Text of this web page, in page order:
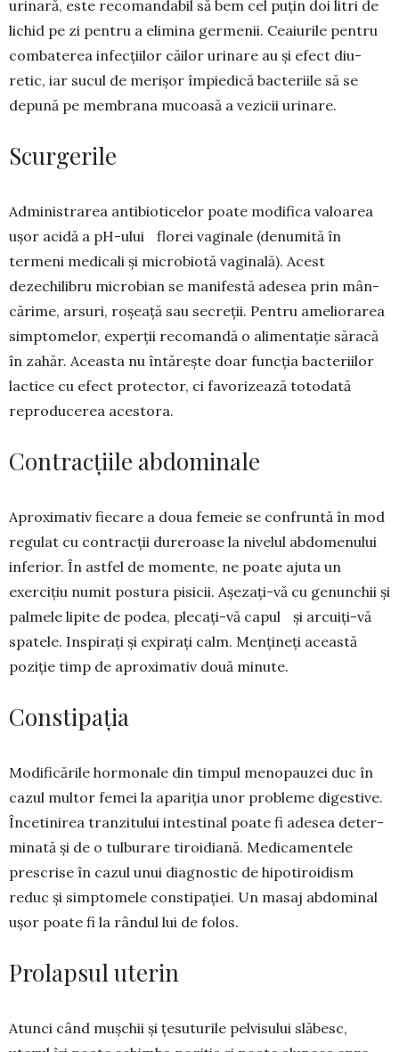
urinară, este recomandabil să bem cel puțin doi litri de
lichid pe zi pen­tru a elimina germenii. Cea­iu­rile pentru
comba­te­rea infec­țiilor căilor uri­nare au și efect di­u­
retic, iar sucul de me­rișor împiedică bac­­te­riile să se
depună pe mem­brana mucoasă a vezicii urinare.
Scurgerile
Administrarea antibioticelor poate mo­difica valoarea
ușor acidă a pH-ului florei vaginale (denumită în
termeni medicali și microbiotă vaginală). Acest
dezechilibru microbian se manifestă adesea prin mân­
cărime, arsuri, roșeață sau secreții. Pen­tru ameliorarea
simp­tomelor, experții recomandă o alimen­tație săracă
în zahăr. Aceasta nu întărește doar funcția bac­teriilor
lactice cu efect protector, ci favorizează totodată
reproducerea acestora.
Contracțiile abdominale
Aproximativ fiecare a doua femeie se confruntă în mod
regulat cu contracții dureroase la nivelul abdo­menului
inferior. În astfel de momente, ne poate ajuta un
exercițiu numit postura pisicii. Așezați-vă cu genunchii și
palmele lipite de podea, plecați-vă capul și arcuiți-vă
spatele. Inspirați și expirați calm. Mențineți această
poziție timp de aproximativ două minute.
Constipația
Modificările hormo­nale din timpul meno­pauzei duc în
cazul mul­tor femei la apa­riția unor pro­bleme diges­tive.
Înce­ti­nirea tran­zitului intesti­nal poate fi ade­sea de­ter­
minată și de o tulburare ti­roi­diană. Me­dica­men­tele
prescrise în cazul unui diag­nostic de hi­po­ti­roidism
reduc și simptomele cons­tipației. Un ma­saj abdo­minal
ușor poate fi la rândul lui de folos.
Prolapsul uterin
Atunci când mușchii și țesuturile pelvisului slăbesc,